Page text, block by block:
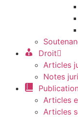
Droit
Articles
Notes
Articles
Articles